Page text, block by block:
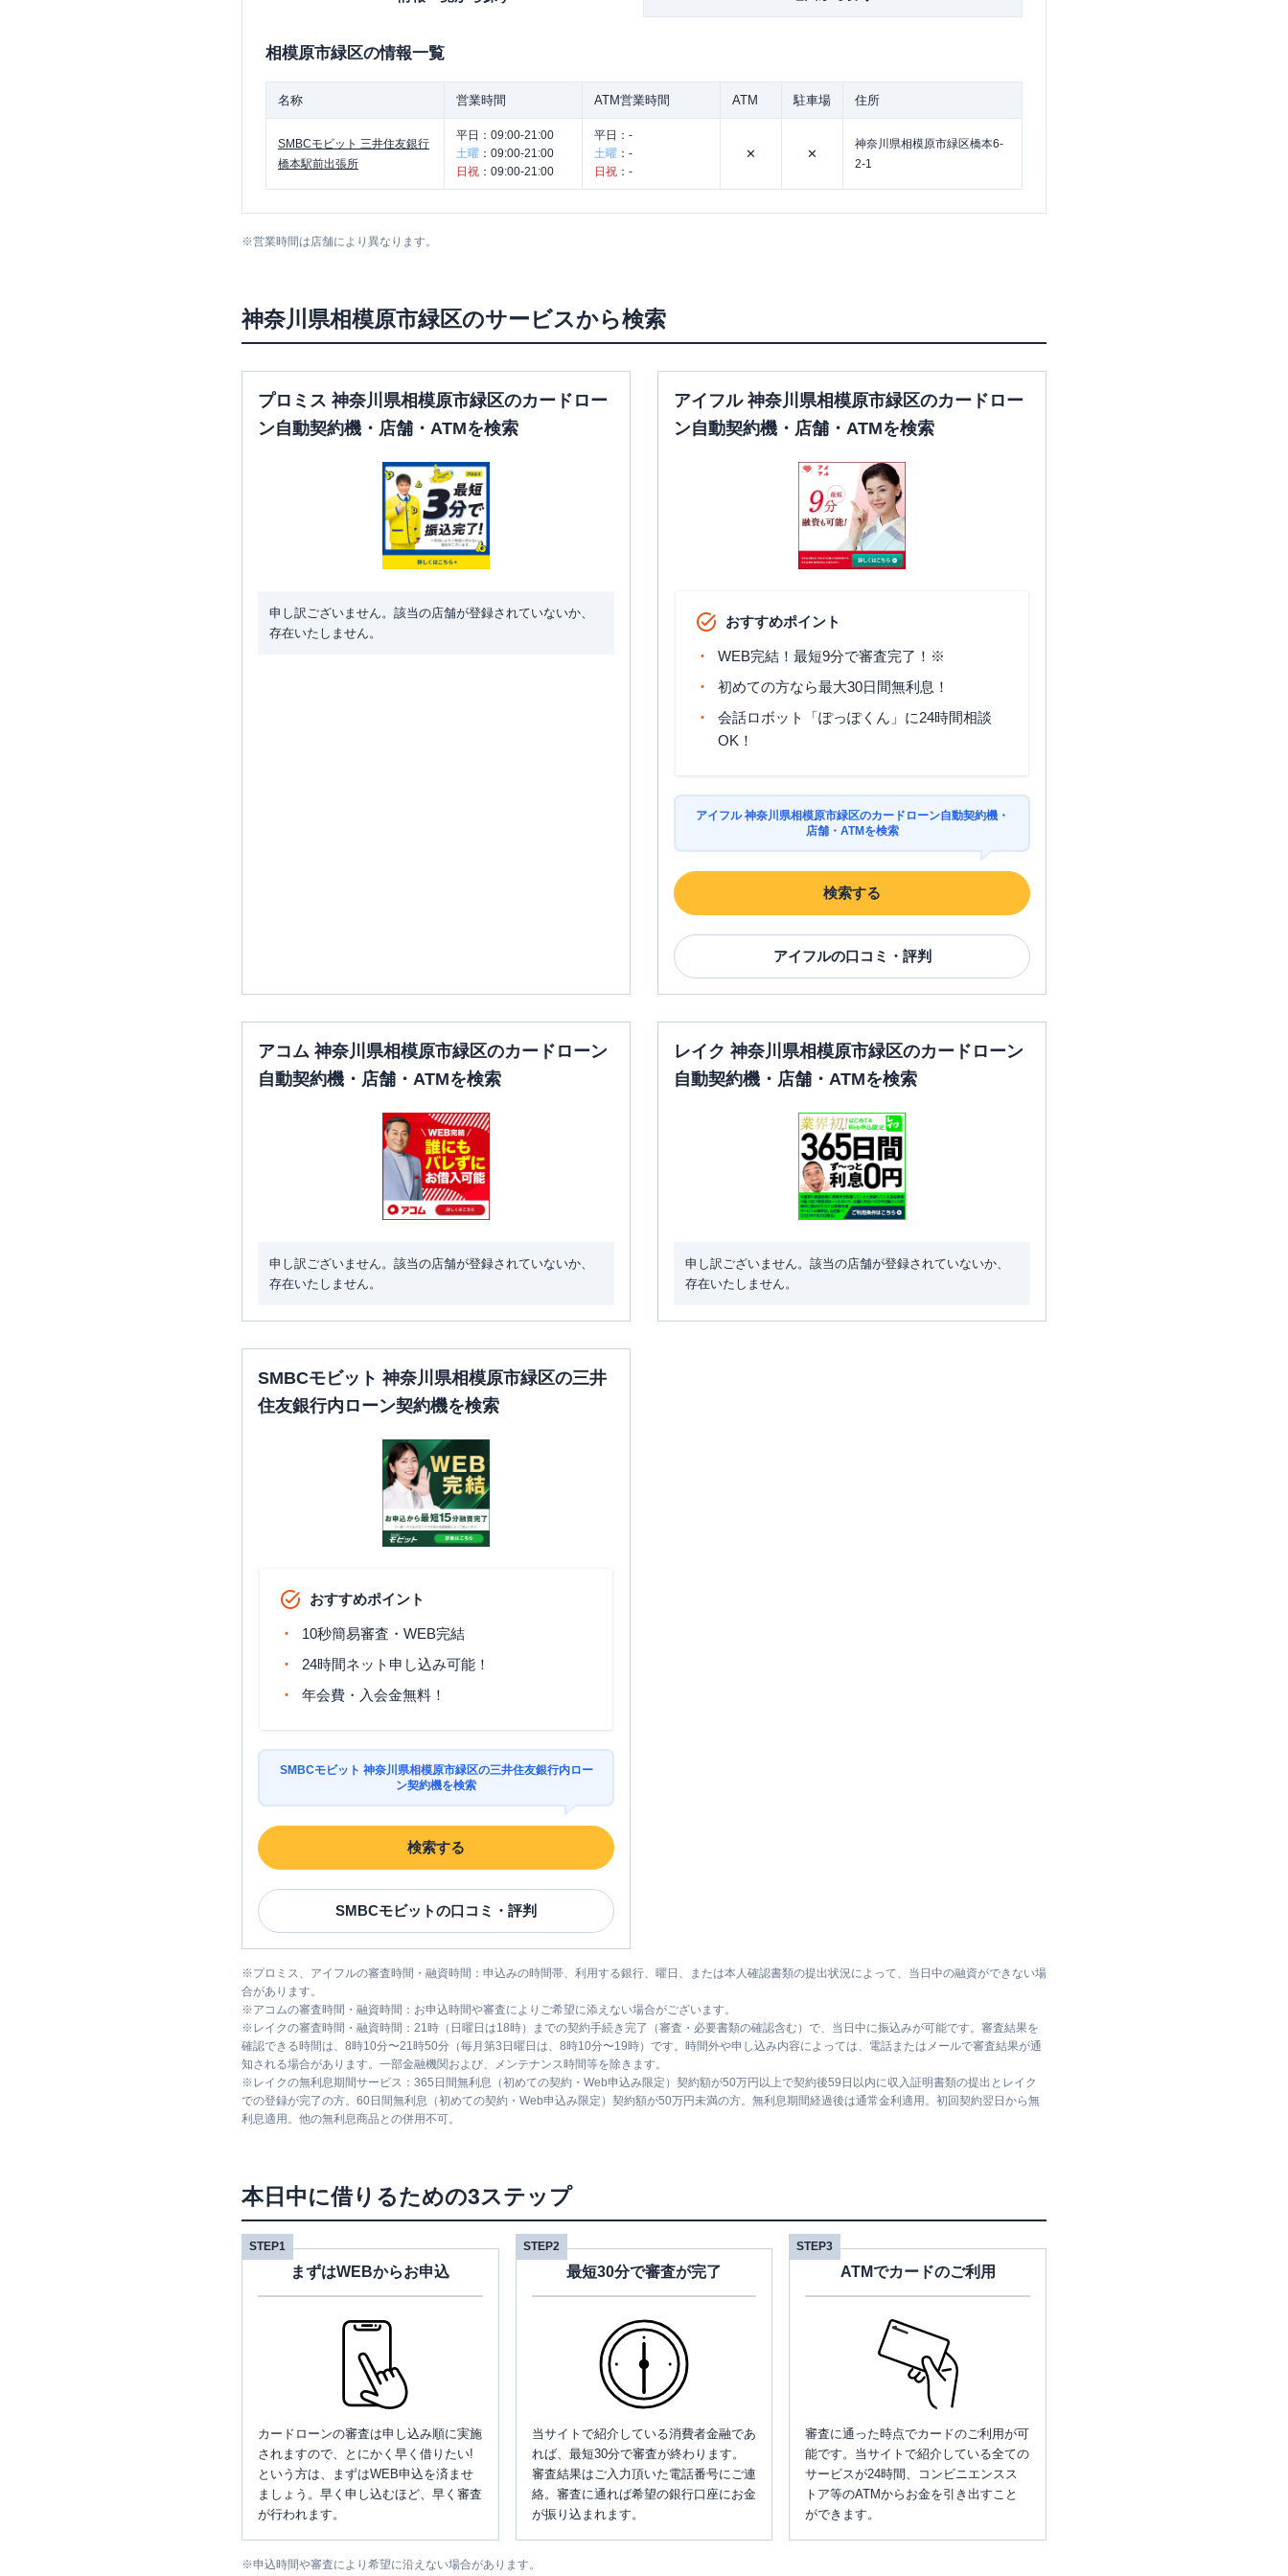
相模原市緑区の情報一覧
名称 営業時間 ATM営業時間 ATM 駐車場 住所
SMBCモビット 三井住友銀行
橋本駅前出張所
平日： 09:00-21:00
土曜 ： 09:00-21:00
日祝 ： 09:00-21:00
平日： -
土曜 ： -
日祝 ： -
✕ ✕
神奈川県相模原市緑区橋本6-
2-1
※営業時間は店舗により異なります。
神奈川県相模原市緑区のサービスから検索
プロミス 神奈川県相模原市緑区のカードロー
ン自動契約機・店舗・ATMを検索
申し訳ございません。該当の店舗が登録されていないか、
存在いたしません。
アイフル 神奈川県相模原市緑区のカードロー
ン自動契約機・店舗・ATMを検索
おすすめポイント
WEB完結！最短9分で審査完了！※
初めての方なら最大30日間無利息！
会話ロボット「ぽっぽくん」に24時間相談
OK！
アイフル 神奈川県相模原市緑区のカードローン自動契約機・
店舗・ATMを検索
検索する
アイフルの口コミ・評判
アコム 神奈川県相模原市緑区のカードローン
自動契約機・店舗・ATMを検索
申し訳ございません。該当の店舗が登録されていないか、
存在いたしません。
レイク 神奈川県相模原市緑区のカードローン
自動契約機・店舗・ATMを検索
申し訳ございません。該当の店舗が登録されていないか、
存在いたしません。
SMBCモビット 神奈川県相模原市緑区の三井
住友銀行内ローン契約機を検索
おすすめポイント
10秒簡易審査・WEB完結
24時間ネット申し込み可能！
年会費・入会金無料！
SMBCモビット 神奈川県相模原市緑区の三井住友銀行内ロー
ン契約機を検索
検索する
SMBCモビットの口コミ・評判
※プロミス、アイフルの審査時間・融資時間：申込みの時間帯、利用する銀行、曜日、または本人確認書類の提出状況によって、当日中の融資ができない場
合があります。
※アコムの審査時間・融資時間：お申込時間や審査によりご希望に添えない場合がございます。
※ レイクの審査時間・融資時間：21時（日曜日は18時）までの契約手続き完了（審査・必要書類の確認含む）で、当日中に振込みが可能です。審査結果を
確認できる時間は、8時10分〜21時50分（毎月第3日曜日は、8時10分〜19時）です。時間外や申し込み内容によっては、電話またはメールで審査結果が通
知される場合があります。一部金融機関および、メンテナンス時間等を除きます。
※ レイクの無利息期間サービス：365日間無利息（初めての契約・Web申込み限定）契約額が50万円以上で契約後59日以内に収入証明書類の提出とレイク
での登録が完了の方。60日間無利息（初めての契約・Web申込み限定）契約額が50万円未満の方。無利息期間経過後は通常金利適用。初回契約翌日から無
利息適用。他の無利息商品との併用不可。
本日中に借りるための3ステップ
STEP1
まずはWEBからお申込
カードローンの審査は申し込み順に実施
されますので、とにかく早く借りたい!
という方は、まずはWEB申込を済ませ
ましょう。早く申し込むほど、早く審査
が行われます。
STEP2
最短30分で審査が完了
当サイトで紹介している消費者金融であ
れば、最短30分で審査が終わります。
審査結果はご入力頂いた電話番号にご連
絡。審査に通れば希望の銀行口座にお金
が振り込まれます。
STEP3
ATMでカードのご利用
審査に通った時点でカードのご利用が可
能です。当サイトで紹介している全ての
サービスが24時間、コンビニエンスス
トア等のATMからお金を引き出すこと
ができます。
※申込時間や審査により希望に沿えない場合があります。